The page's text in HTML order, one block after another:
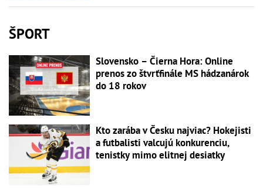
ŠPORT
Slovensko – Čierna Hora: Online
prenos zo štvrťfinále MS hádzanárok
do 18 rokov
Kto zarába v Česku najviac? Hokejisti
a futbalisti valcujú konkurenciu,
tenistky mimo elitnej desiatky